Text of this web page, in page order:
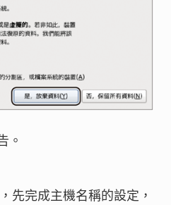
。
先完成主機名稱的設定，